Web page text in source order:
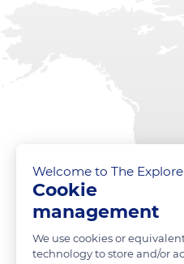
Welcome to The
Cookie
management
We use cookies or
technology to store and/or